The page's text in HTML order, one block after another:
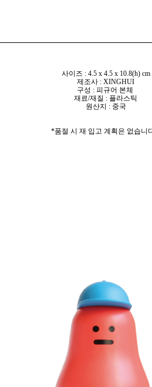
사이즈 : 4.5 x 4.5 x 10.8(h) cm
제조사 : XINGHUI
구성 : 피규어 본체
재료/재질 : 플라스틱
원산지 : 중국
*품절 시 재 입고 계획은 없습니